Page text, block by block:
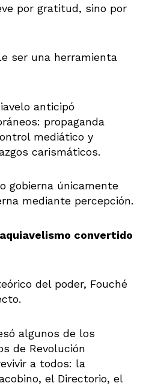
por gratitud, sino por
ser una herramienta
anticipó
propaganda
mediático y
carismáticos.
gobierna únicamente
mediante percepción.
convertido
del poder, Fouché
algunos de los
de Revolución
a todos: la
el Directorio, el